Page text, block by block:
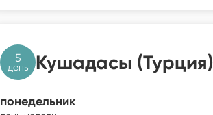
5
день Кушадасы (Турция)
понедельник